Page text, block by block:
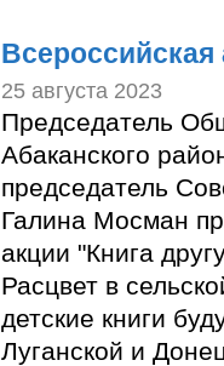
Всероссийская
25 августа 2023
Председатель
Абаканского
председатель
Галина Мосман
акции "Книга
Расцвет в
детские книги
Луганской и